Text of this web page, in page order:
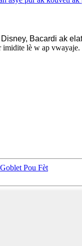
Bacardi ak
imidite lè w ap vwayaje.
Pou Fèt